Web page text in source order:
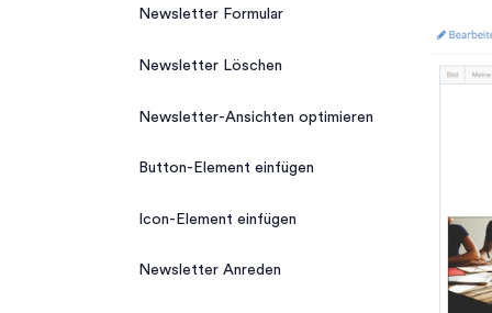
Arbeitsblätter Verwaltung Widget
Adressen
HTML Widget – Kontakt
Anrufliste
Schnellsuche
Newsletter Formular
Newsletter Löschen
Newsletter-Ansichten optimieren
Button-Element einfügen
Icon-Element einfügen
Newsletter Anreden